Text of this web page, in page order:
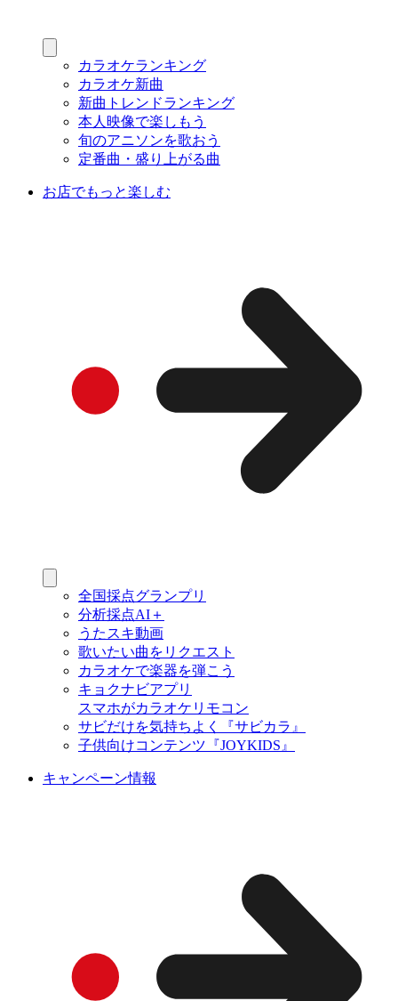
カラオケランキング
カラオケ新曲
新曲トレンドランキング
本人映像で楽しもう
旬のアニソンを歌おう
定番曲・盛り上がる曲
お店でもっと楽しむ
全国採点グランプリ
分析採点AI＋
うたスキ動画
歌いたい曲をリクエスト
カラオケで楽器を弾こう
キョクナビアプリ
スマホがカラオケリモコン
サビだけを気持ちよく『サビカラ』
子供向けコンテンツ『JOYKIDS』
キャンペーン情報